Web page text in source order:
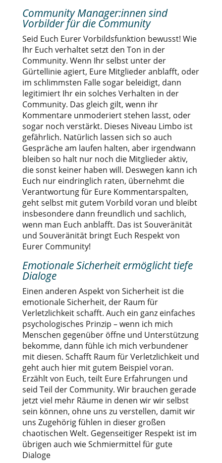
Community Manager:innen sind
Vorbilder für die Community
Seid Euch Eurer Vorbildsfunktion bewusst! Wie
Ihr Euch verhaltet setzt den Ton in der
Community. Wenn Ihr selbst unter der
Gürtellinie agiert, Eure Mitglieder anblafft, oder
im schlimmsten Falle sogar beleidigt, dann
legitimiert Ihr ein solches Verhalten in der
Community. Das gleich gilt, wenn ihr
Kommentare unmoderiert stehen lasst, oder
sogar noch verstärkt. Dieses Niveau Limbo ist
gefährlich. Natürlich lassen sich so auch
Gespräche am laufen halten, aber irgendwann
bleiben so halt nur noch die Mitglieder aktiv,
die sonst keiner haben will. Deswegen kann ich
Euch nur eindringlich raten, übernehmt die
Verantwortung für Eure Kommentarspalten,
geht selbst mit gutem Vorbild voran und bleibt
insbesondere dann freundlich und sachlich,
wenn man Euch anblafft. Das ist Souveränität
und Souveränität bringt Euch Respekt von
Eurer Community!
Emotionale Sicherheit ermöglicht tiefe
Dialoge
Einen anderen Aspekt von Sicherheit ist die
emotionale Sicherheit, der Raum für
Verletzlichkeit schafft. Auch ein ganz einfaches
psychologisches Prinzip – wenn ich mich
Menschen gegenüber öffne und Unterstützung
bekomme, dann fühle ich mich verbundener
mit diesen. Schafft Raum für Verletzlichkeit und
geht auch hier mit gutem Beispiel voran.
Erzählt von Euch, teilt Eure Erfahrungen und
seid Teil der Community. Wir brauchen gerade
jetzt viel mehr Räume in denen wir wir selbst
sein können, ohne uns zu verstellen, damit wir
uns Zugehörig fühlen in dieser großen
chaotischen Welt. Gegenseitiger Respekt ist im
übrigen auch wie Schmiermittel für gute
Dialoge